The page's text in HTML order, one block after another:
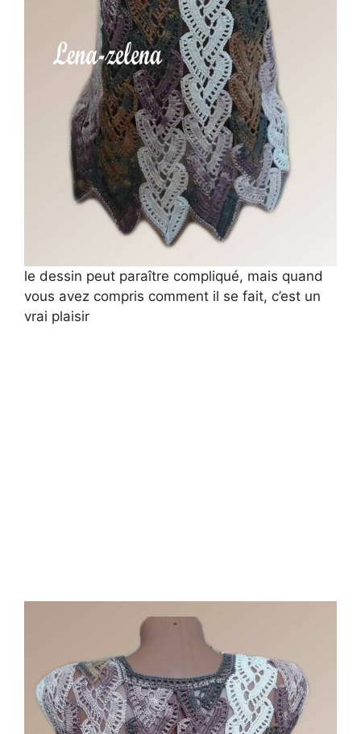
le dessin peut paraître compliqué, mais quand
vous avez compris comment il se fait, c’est un
vrai plaisir